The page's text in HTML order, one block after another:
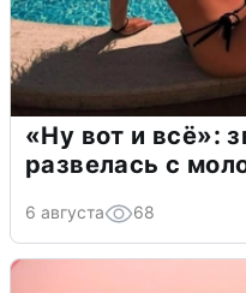
«Ну вот и всё»:
развелась с
6 августа 68